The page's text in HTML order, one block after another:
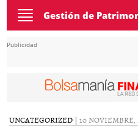
Toggle
navigation
Gestión de
Publicidad
UNCATEGORIZED | 10 NOVIEMBRE,